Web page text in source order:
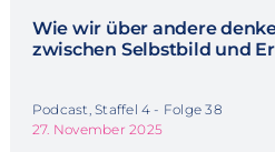
Wie wir über andere
zwischen Selbstbild und
Podcast, Staffel 4 - Folge 38
27. November 2025